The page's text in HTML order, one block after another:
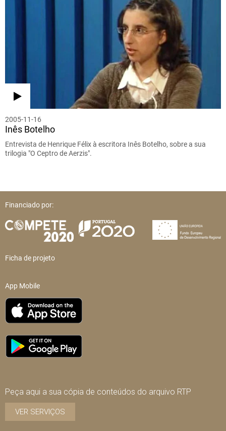
2005-11-16
Inês Botelho
Entrevista de Henrique Félix à escritora Inês Botelho, sobre a sua
trilogia "O Ceptro de Aerzis".
Financiado por:
Ficha de projeto
App Mobile
Peça aqui a sua cópia de conteúdos do arquivo RTP
VER SERVIÇOS